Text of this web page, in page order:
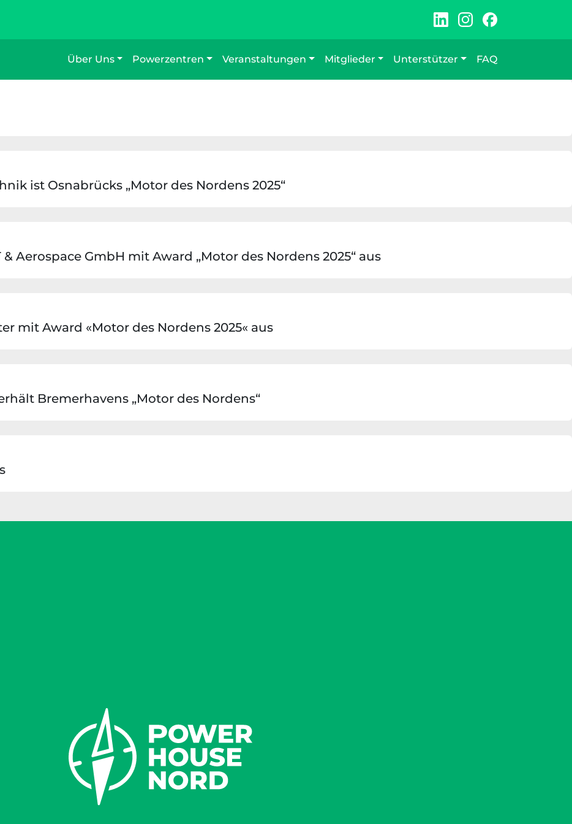
Über Uns
Powerzentren Veranstaltungen Mitglieder Unterstützer FAQ
ist Osnabrücks „Motor des Nordens 2025“
Aerospace GmbH mit Award „Motor des Nordens 2025“ aus
mit Award «Motor des Nordens 2025« aus
Bremerhavens „Motor des Nordens“